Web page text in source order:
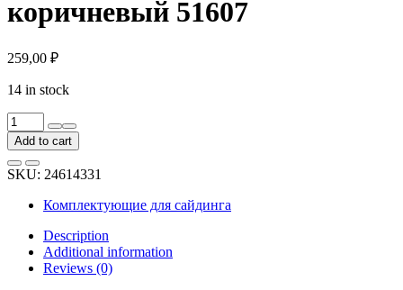
коричневый 51607
259,00 ₽
14 in stock
J-
профиль
к
сайдингу
PROFBUILD
акрил
коричневый
51607
quantity
Add to cart
SKU: 24614331
Комплектующие для сайдинга
Description
Additional information
Reviews (0)